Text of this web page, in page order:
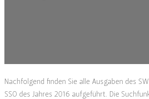
Nachfolgend finden Sie alle Ausgaben des
SSO des Jahres 2016 aufgeführt. Die